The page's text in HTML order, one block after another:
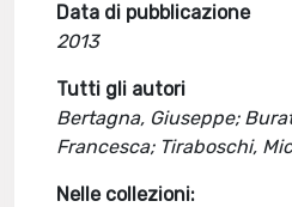
Data di pubblicazione
2013
Tutti gli autori
Bertagna, Giuseppe;
Francesca; Tiraboschi,
Nelle collezioni: